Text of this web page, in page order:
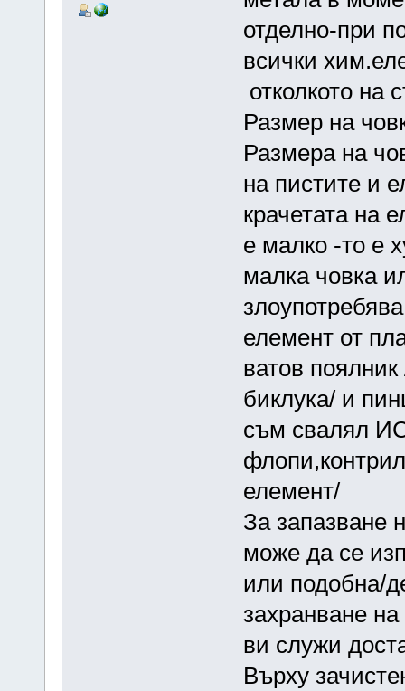
отделно-при
всички
отколкото на
Размер на
Размера на
на пистите и
крачетата на
е малко -то е
малка човка
елемент от
ватов
биклука/ и
съм свалял
елемент/
За запазване
може да се
или подобна/
захранване
ви служи
Върху